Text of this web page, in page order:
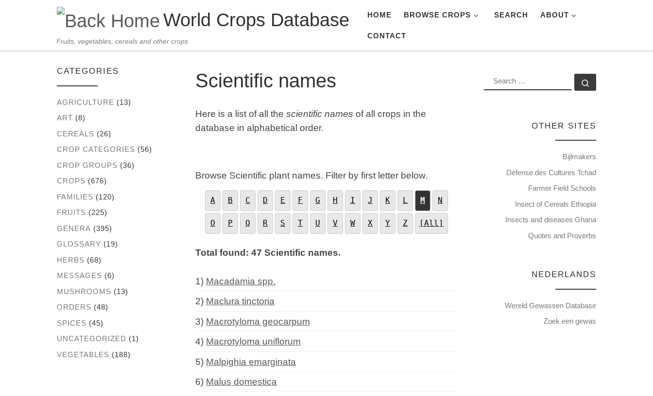
Skip to content World Crops Database
Fruits, vegetables, cereals and other crops
HOME BROWSE CROPS SEARCH ABOUT
CONTACT
Scientific names
Here is a list of all the scientific names of all crops in the
database in alphabetical order.
Browse Scientific plant names. Filter by first letter below.
A B C D E F G H I J K L M N
O P Q R S T U V W X Y Z [All]
Total found: 47 Scientific names.
1) Macadamia spp.
2) Maclura tinctoria
3) Macrotyloma geocarpum
4) Macrotyloma uniflorum
5) Malpighia emarginata
6) Malus domestica
CATEGORIES
AGRICULTURE (13)
ART (8)
CEREALS (26)
CROP CATEGORIES (56)
CROP GROUPS (36)
CROPS (676)
FAMILIES (120)
FRUITS (225)
GENERA (395)
GLOSSARY (19)
HERBS (68)
MESSAGES (6)
MUSHROOMS (13)
ORDERS (48)
SPICES (45)
UNCATEGORIZED (1)
VEGETABLES (188)
SEARCH
OTHER SITES
Bijlmakers
Défense des Cultures Tchad
Farmer Field Schools
Insect of Cereals Ethiopia
Insects and diseases Ghana
Quotes and Proverbs
NEDERLANDS
Wereld Gewassen Database
Zoek een gewas